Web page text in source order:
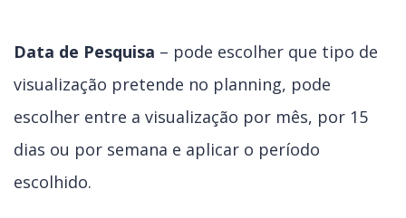
Data de Pesquisa – pode escolher que tipo de
visualização pretende no planning, pode
escolher entre a visualização por mês, por 15
dias ou por semana e aplicar o período
escolhido.